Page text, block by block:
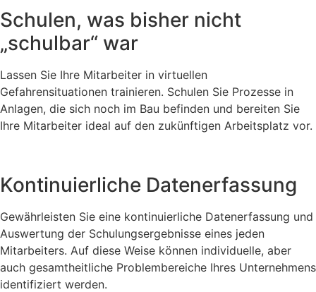
Schulen, was bisher nicht
„schulbar“ war
Lassen Sie Ihre Mitarbeiter in virtuellen
Gefahrensituationen trainieren. Schulen Sie Prozesse in
Anlagen, die sich noch im Bau befinden und bereiten Sie
Ihre Mitarbeiter ideal auf den zukünftigen Arbeitsplatz vor.
Kontinuierliche Datenerfassung
Gewährleisten Sie eine kontinuierliche Datenerfassung und
Auswertung der Schulungsergebnisse eines jeden
Mitarbeiters. Auf diese Weise können individuelle, aber
auch gesamtheitliche Problembereiche Ihres Unternehmens
identifiziert werden.